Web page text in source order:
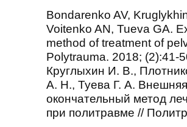
Bondarenko AV,
Voitenko AN, Tueva GA.
method of treatment of
Polytrauma. 2018; (2):41-
Круглыхин И. В.,
А. Н., Туева Г. А.
окончательный метод
при политравме //